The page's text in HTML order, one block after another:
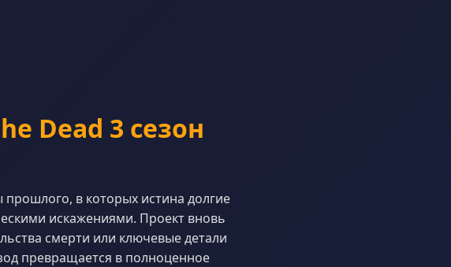
Dead 3 сезон
прошлого, в которых истина долгие
искажениями. Проект вновь
смерти или ключевые детали
превращается в полноценное